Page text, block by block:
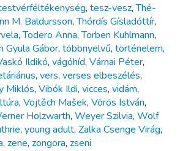
, tesz-vesz,Thé-
M. Baldursson,Thórdís Gísladóttír,
,Todero Anna,Torben Kuhlmann,
Gyula Gábor, többnyelvű, történelem,
Ildikó, vágóhíd, Várnai Péter,
, vers, verses elbeszélés,
Miklós, Vibók Ildi, vicces, vidám,
, Vojtěch Mašek, Vörös István,
Holzwarth, Weyer Szilvia, Wolf
, young adult, Zalka Csenge Virág,
, zene, zongora, zseni